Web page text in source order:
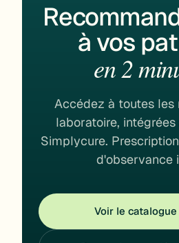
à vos
en 2
Accédez à toutes les
laboratoire,
Simplycure.
d'observance
Voir le